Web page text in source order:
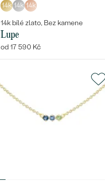
14k 14k 14k
14k bílé zlato, Bez kamene
Lupe
od 17 590 Kč